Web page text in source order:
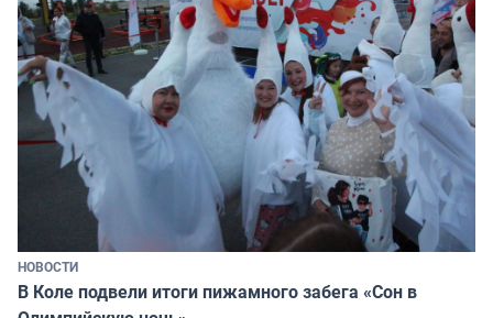
НОВОСТИ
В Коле подвели итоги пижамного забега «Сон в